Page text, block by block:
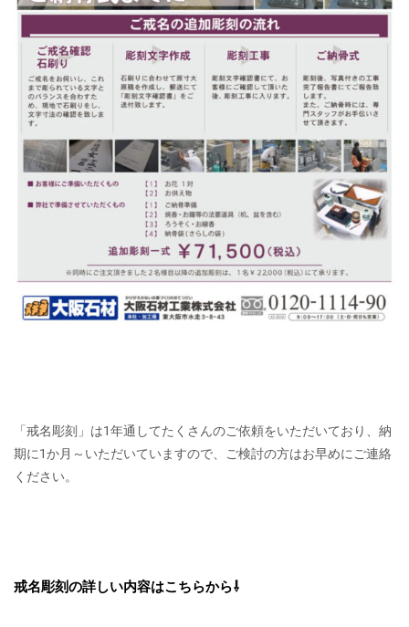
「戒名彫刻」は1年通してたくさんのご依頼をいただいており、納
期に1か月～いただいていますので、ご検討の方はお早めにご連絡
ください。
戒名彫刻の詳しい内容はこちらから⇩